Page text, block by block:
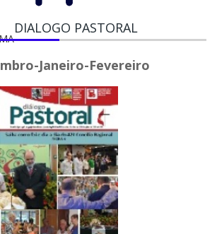
DIALOGO PASTORAL
Janeiro-Fevereiro